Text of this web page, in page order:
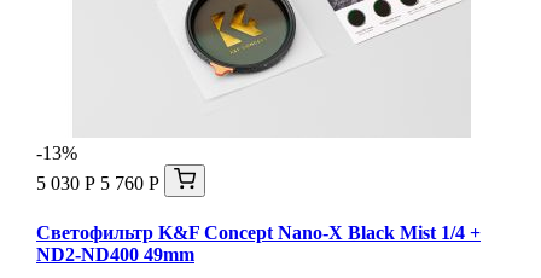
-13%
5 030 Р 5 760 Р
Светофильтр K&F Concept Nano-X Black Mist 1/4 +
ND2-ND400 49mm